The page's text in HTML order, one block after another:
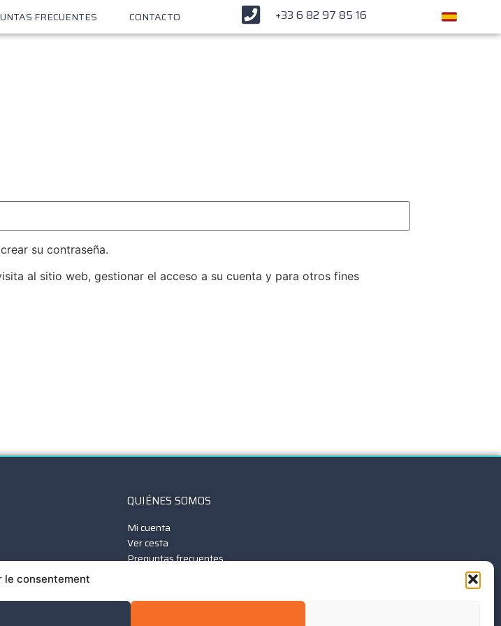
le consentement
FRECUENTES CONTACTO +33 6 82 97 85 16
su contraseña.
al sitio web, gestionar el acceso a su cuenta y para otros fines
CGV
para la
QUIÉNES SOMOS
Mi cuenta
Ver cesta
Preguntas frecuentes
Política de privacidad – RGPD